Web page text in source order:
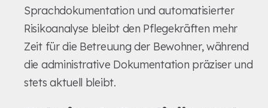
Sprachdokumentation und automatisierter
Risikoanalyse bleibt den Pflegekräften mehr
Zeit für die Betreuung der Bewohner, während
die administrative Dokumentation präziser und
stets aktuell bleibt.